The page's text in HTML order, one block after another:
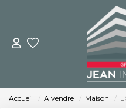
Accueil A vendre Maison